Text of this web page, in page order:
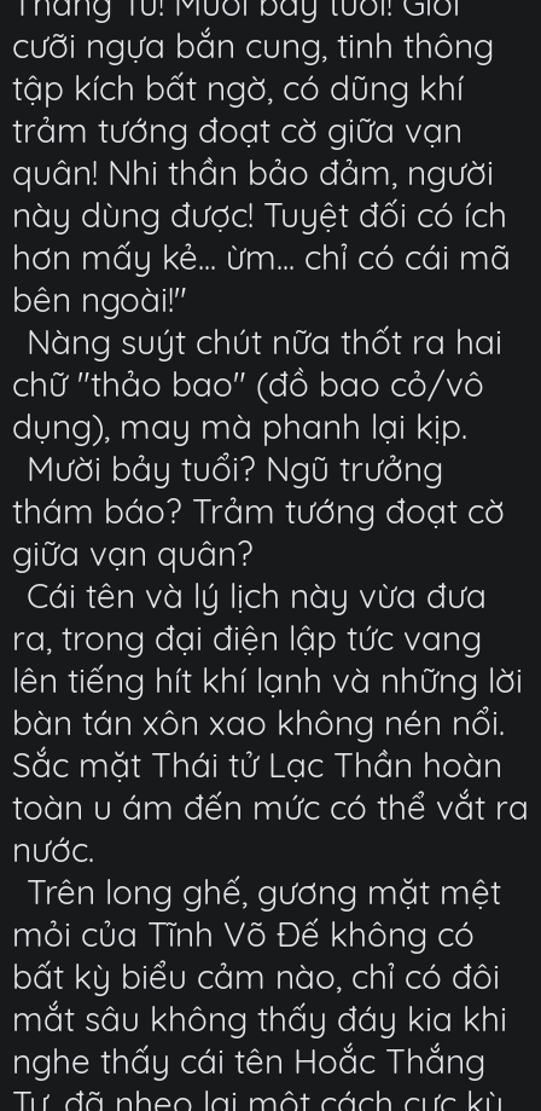
cưỡi ngựa bắn cung, tinh thông
tập kích bất ngờ, có dũng khí
trảm tướng đoạt cờ giữa vạn
quân! Nhi thần bảo đảm, người
này dùng được! Tuyệt đối có ích
hơn mấy kẻ... ừm... chỉ có cái mã
bên ngoài!"
Nàng suýt chút nữa thốt ra hai
chữ "thảo bao" (đồ bao cỏ/vô
dụng), may mà phanh lại kịp.
Mười bảy tuổi? Ngũ trưởng
thám báo? Trảm tướng đoạt cờ
giữa vạn quân?
Cái tên và lý lịch này vừa đưa
ra, trong đại điện lập tức vang
lên tiếng hít khí lạnh và những lời
bàn tán xôn xao không nén nổi.
Sắc mặt Thái tử Lạc Thần hoàn
toàn u ám đến mức có thể vắt ra
nước.
Trên long ghế, gương mặt mệt
mỏi của Tĩnh Võ Đế không có
bất kỳ biểu cảm nào, chỉ có đôi
mắt sâu không thấy đáy kia khi
nghe thấy cái tên Hoắc Thắng